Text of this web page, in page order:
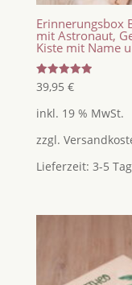
Erinnerungsbox
mit Astronaut,
Kiste mit Name
Bewertet
mit
von 5
39,95 €
inkl. 19 % MwSt.
zzgl.
Lieferzeit: 3-5